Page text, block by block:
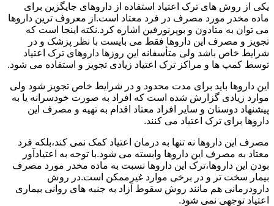
یکی از روش های ترک اعتیاد استفاده از داروهای جایگزین برای
ماده مخدر مورد مصرف در فرد معتاد است.از معروف ترین داروها
می توان به متادون و بوپرنورفین اشاره کرد.نکته اینجا است که
تجویز و مصرف این داروها فقط می بایست با نظر پزشک و در
شرایط خاص باشد ولی متأسفانه این روزها داروهای ترک اعتیاد
توسط کمپ ها و مراکز ترک اعتیاد زیادی تجویز و استفاده می شود.
این داروها باید برای مدت محدود و در شرایط خاص تجویز شود ولی
موارد زیادی گزارش شده است که افراد به صورت خودسرانه یا به
پیشنهاد دوستان و سایر افراد معتاد اقدام به تهیه و مصرف این
داروها برای ترک اعتیاد می کنند.
مصرف این داروها نه تنها به درمان اعتیاد کمک نمی کند،بلکه فرد
معتاد به مصرف این داروها وابسته می شود.با توجه به اعتیادآور
بودن این داروها،ترک این داروها نسبت به ماده مخدر مورد مصرف
بیمار سخت تر و در برخی موارد غیرممکن است.در روش
دارودرمانی هم مانند روش سقوط آزاد به جنبه های روانی بیماری
اعتیاد توجهی نمی شود.